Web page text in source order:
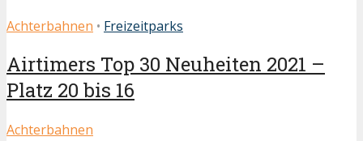
Achterbahnen • Freizeitparks
Airtimers Top 30 Neuheiten 2021 –
Platz 20 bis 16
Achterbahnen